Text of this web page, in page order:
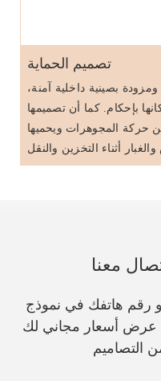
تصميم الحماية
بصينية داخلية آمنة،
بإحكام. كما أن تصميمها
حركة المجوهرات ويحميها
معنا
رقم هاتفك في نموذج
عرض أسعار مجاني لك
التصاميم